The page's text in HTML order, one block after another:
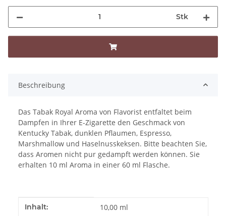
Stk
Beschreibung
Das Tabak Royal Aroma von Flavorist entfaltet beim
Dampfen in Ihrer E-Zigarette den Geschmack von
Kentucky Tabak, dunklen Pflaumen, Espresso,
Marshmallow und Haselnusskeksen. Bitte beachten Sie,
dass Aromen nicht pur gedampft werden können. Sie
erhalten 10 ml Aroma in einer 60 ml Flasche.
Produkteigenschaft
Wert
Inhalt: 10,00 ml